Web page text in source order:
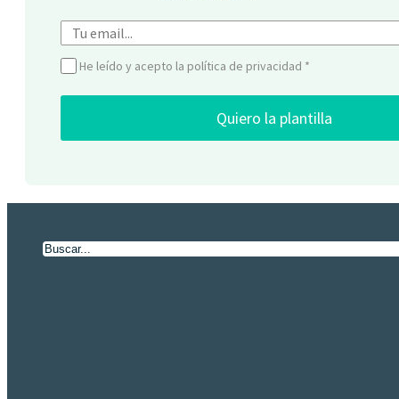
He leído y acepto la política de privacidad *
Quiero la plantilla